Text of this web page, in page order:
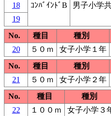
ｺﾝﾊﾞｲﾝﾄﾞB
男子小学
18
19
No.
種目 種別
20
５０ｍ 女子小学１年
No.
種目 種別
21
５０ｍ 女子小学２年
No.
種目 種別
22
１００ｍ 女子小学３